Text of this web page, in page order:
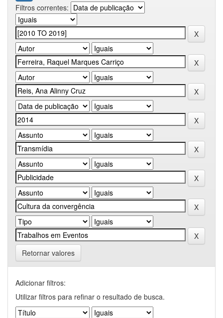
Filtros correntes:
Retornar valores
Adicionar filtros:
Utilizar filtros para refinar o resultado de busca.